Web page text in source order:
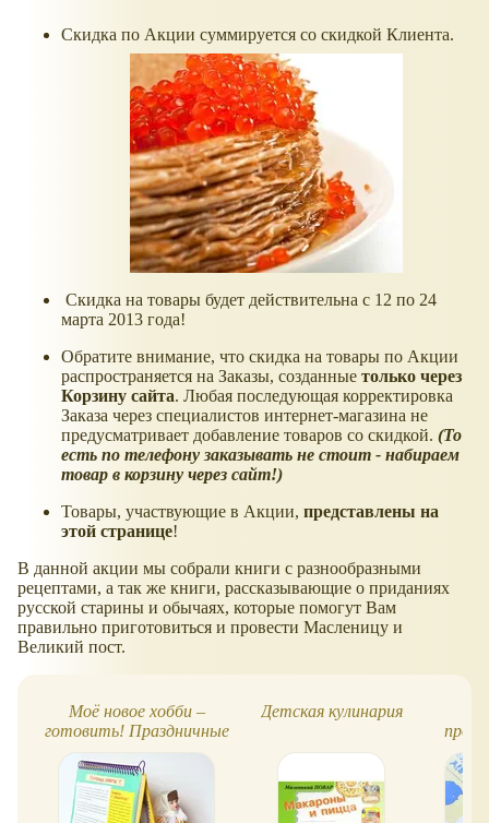
Скидка по Акции суммируется со скидкой Клиента.
Скидка на товары будет действительна с 12 по 24
марта 2013 года!
Обратите внимание, что скидка на товары по Акции
распространяется на Заказы, созданные только через
Корзину сайта. Любая последующая корректировка
Заказа через специалистов интернет-магазина не
предусматривает добавление товаров со скидкой. (То
есть по телефону заказывать не стоит - набираем
товар в корзину через сайт!)
Товары, участвующие в Акции, представлены на
этой странице!
В данной акции мы собрали книги с разнообразными
рецептами, а так же книги, рассказывающие о приданиях
русской старины и обычаях, которые помогут Вам
правильно приготовиться и провести Масленицу и
Великий пост.
Моё новое хобби –
готовить! Праздничные
Детская кулинария